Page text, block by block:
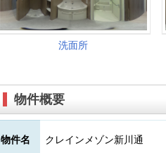
物件概要
物件名 クレインメゾン新川通